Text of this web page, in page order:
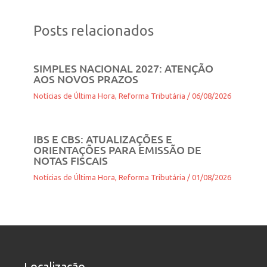
Posts relacionados
SIMPLES NACIONAL 2027: ATENÇÃO
AOS NOVOS PRAZOS
Notícias de Última Hora,Reforma Tributária /06/08/2026
IBS E CBS: ATUALIZAÇÕES E
ORIENTAÇÕES PARA EMISSÃO DE
NOTAS FISCAIS
Notícias de Última Hora,Reforma Tributária /01/08/2026